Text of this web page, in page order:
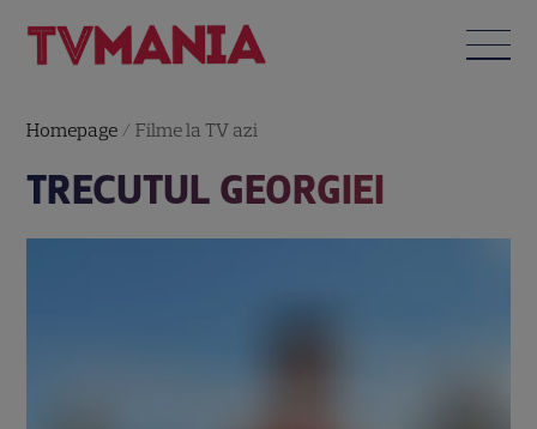
Homepage /Filme la TV azi
TRECUTUL GEORGIEI